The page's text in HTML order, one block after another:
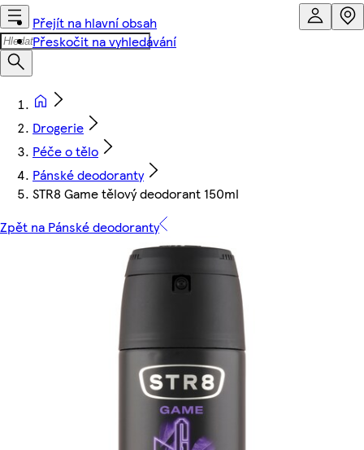
Přejít na hlavní obsah
Přeskočit na vyhledávání
Drogerie
Péče o tělo
Pánské deodoranty
STR8 Game tělový deodorant 150ml
Zpět na Pánské deodoranty